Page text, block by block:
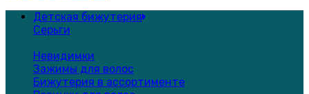
Детская бижутерия
Серьги
Невидимки
Зажимы для волос
Бижутерия в ассортименте